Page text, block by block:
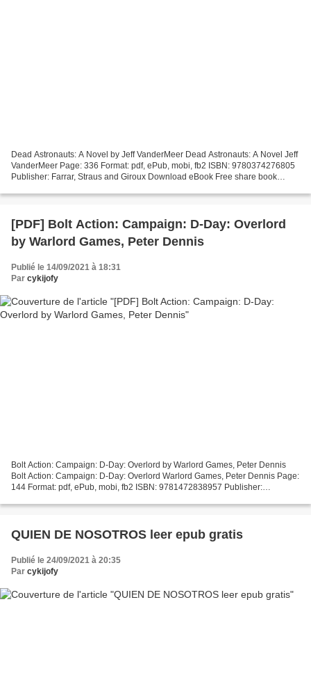
Dead Astronauts: A Novel by Jeff VanderMeer Dead Astronauts: A Novel Jeff
VanderMeer Page: 336 Format: pdf, ePub, mobi, fb2 ISBN: 9780374276805
Publisher: Farrar, Straus and Giroux Download eBook Free share book
[PDF] Bolt Action: Campaign: D-Day: Overlord
by Warlord Games, Peter Dennis
Publié le 14/09/2021 à 18:31
Par cykijofy
Bolt Action: Campaign: D-Day: Overlord by Warlord Games, Peter Dennis
Bolt Action: Campaign: D-Day: Overlord Warlord Games, Peter Dennis Page:
144 Format: pdf, ePub, mobi, fb2 ISBN: 9781472838957 Publisher:
QUIEN DE NOSOTROS leer epub gratis
Publié le 24/09/2021 à 20:35
Par cykijofy